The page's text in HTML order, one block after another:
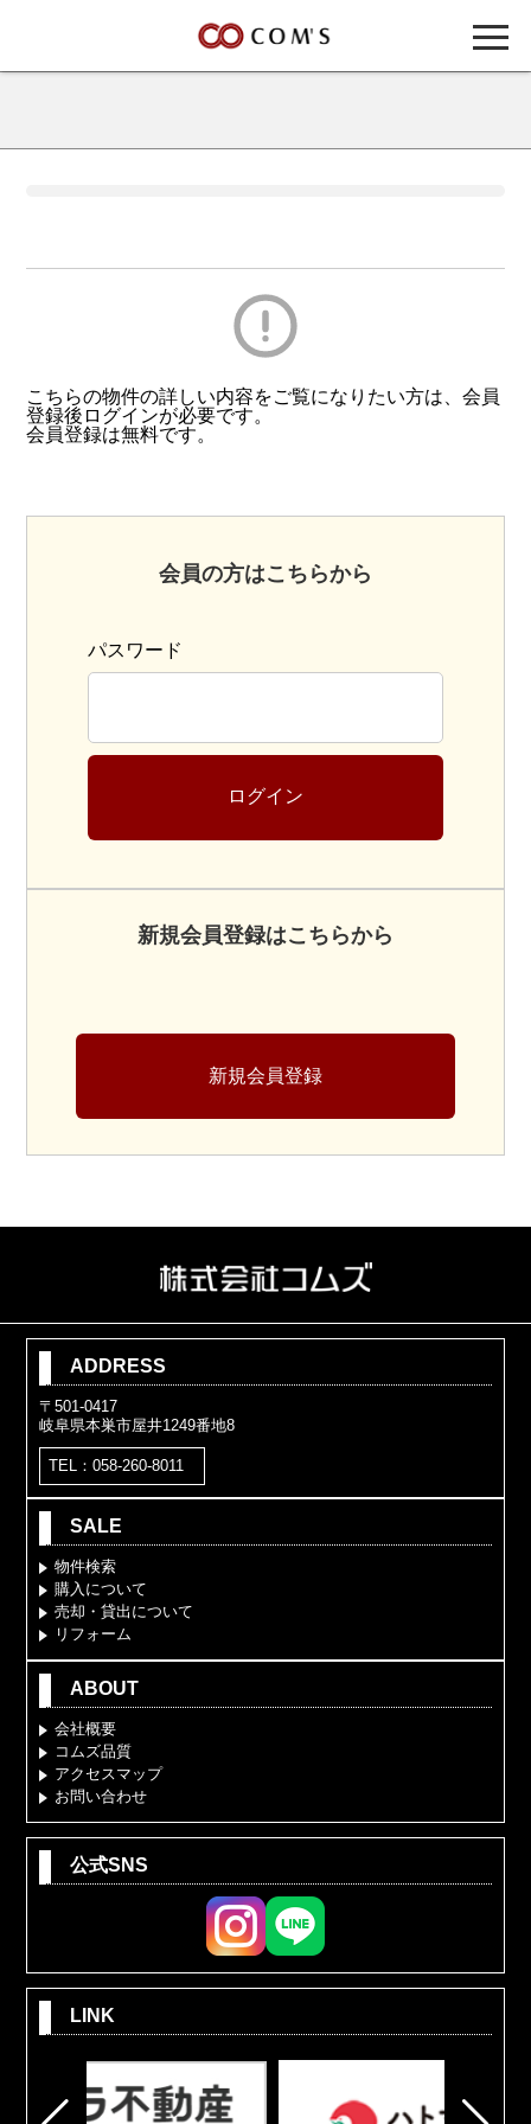
こちらの物件の詳しい内容をご覧になりたい方は、会員
登録後ログインが必要です。
会員登録は無料です。
会員の方はこちらから
パスワード
ログイン
新規会員登録はこちらから
新規会員登録
ADDRESS
〒501-0417
岐阜県本巣市屋井1249番地8
TEL：058-260-8011
SALE
物件検索
購入について
売却・貸出について
リフォーム
ABOUT
会社概要
コムズ品質
アクセスマップ
お問い合わせ
公式SNS
LINK